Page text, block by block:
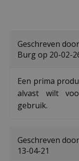
Geschreven door
Burg op 20-02-
Een prima
alvast wilt
gebruik.
Geschreven door
13-04-21